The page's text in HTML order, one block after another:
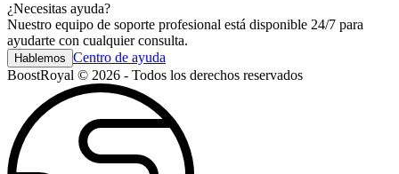
¿Necesitas ayuda?
Nuestro equipo de soporte profesional está disponible 24/7 para
ayudarte con cualquier consulta.
Hablemos Centro de ayuda
BoostRoyal © 2026 - Todos los derechos reservados